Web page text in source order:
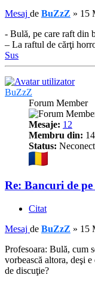
Mesaj de BuZzZ » 15
- Bulă, pe care raft din
– La raftul de cărţi
Sus
BuZzZ
Forum Member
Mesaje: 12
Membru din:
Status:
Re: Bancuri de pe
Citat
Mesaj de BuZzZ » 15
Profesoara: Bulă, cum
vorbească altora, deşi
de discuţie?